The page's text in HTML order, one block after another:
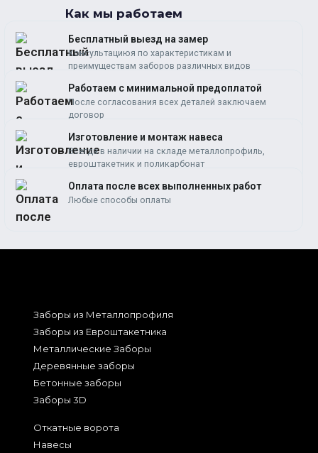
Как мы работаем
Бесплатный выезд на замер
Консультациюя по характеристикам и
преимуществам заборов различных видов
Работаем c минимальной предоплатой
После согласования всех деталей заключаем
договор
Изготовление и монтаж навеса
Всегда в наличии на складе металлопрофиль,
евроштакетник и поликарбонат
Оплата после всех выполненных работ
Любые способы оплаты
Заборы из Металлопрофиля
Заборы из Евроштакетника
Металлические Заборы
Деревянные заборы
Бетонные заборы
Заборы 3D
Откатные ворота
Навесы